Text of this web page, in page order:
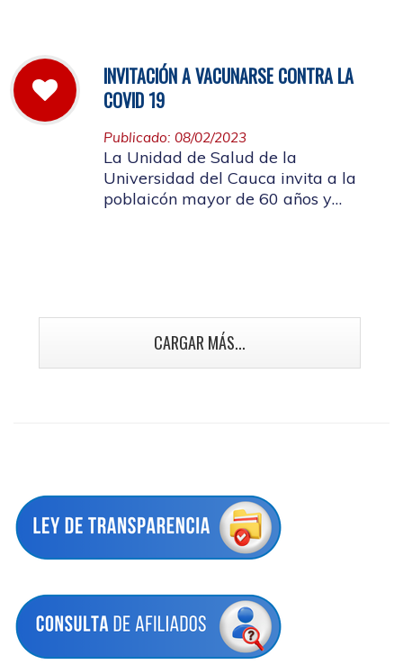
INVITACIÓN A VACUNARSE CONTRA LA
COVID 19
Publicado: 08/02/2023
La Unidad de Salud de la
Universidad del Cauca invita a la
poblaicón mayor de 60 años y
CARGAR MÁS...